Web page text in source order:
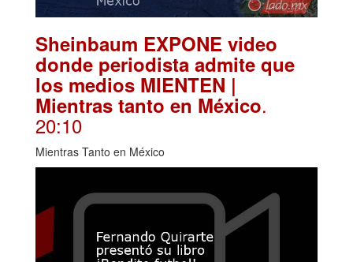
Sheinbaum EXPONE video
donde periodista admite que
los medios MIENTEN |
Mientras tanto en México.
20:10
Mientras Tanto en México